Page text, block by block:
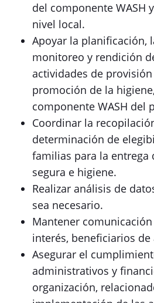
del componente WASH
nivel local.
Apoyar la planificación,
monitoreo y rendición
actividades de
promoción de la
componente WASH del
Coordinar la
determinación de
familias para la entrega
segura e higiene.
Realizar análisis de
sea necesario.
Mantener
interés, beneficiarios
Asegurar el
administrativos y
organización,